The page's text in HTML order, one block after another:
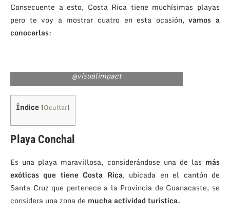
Consecuente a esto, Costa Rica tiene muchísimas playas
pero te voy a mostrar cuatro en esta ocasión,vamos a
conocerlas:
@visualimpact
Índice [Ocultar]
Playa Conchal
Es una playa maravillosa, considerándose una de las más
exóticas que tiene Costa Rica, ubicada en el cantón de
Santa Cruz que pertenece a la Provincia de Guanacaste, se
considera una zona de mucha actividad turística.